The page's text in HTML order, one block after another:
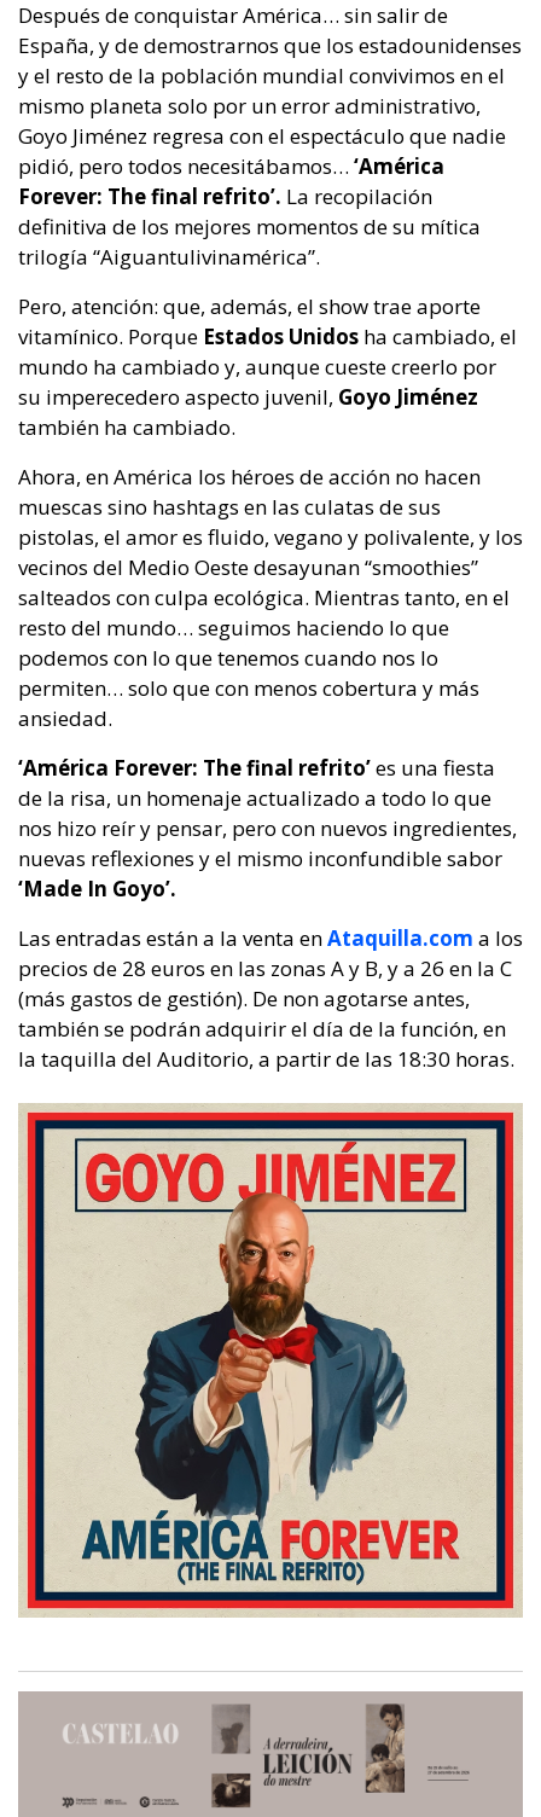
Después de conquistar América… sin salir de
España, y de demostrarnos que los estadounidenses
y el resto de la población mundial convivimos en el
mismo planeta solo por un error administrativo,
Goyo Jiménez regresa con el espectáculo que nadie
pidió, pero todos necesitábamos… ‘América
Forever: The final refrito’. La recopilación
definitiva de los mejores momentos de su mítica
trilogía “Aiguantulivinamérica”.
Pero, atención: que, además, el show trae aporte
vitamínico. Porque Estados Unidos ha cambiado, el
mundo ha cambiado y, aunque cueste creerlo por
su imperecedero aspecto juvenil, Goyo Jiménez
también ha cambiado.
Ahora, en América los héroes de acción no hacen
muescas sino hashtags en las culatas de sus
pistolas, el amor es fluido, vegano y polivalente, y los
vecinos del Medio Oeste desayunan “smoothies”
salteados con culpa ecológica. Mientras tanto, en el
resto del mundo… seguimos haciendo lo que
podemos con lo que tenemos cuando nos lo
permiten… solo que con menos cobertura y más
ansiedad.
‘América Forever: The final refrito’es una fiesta
de la risa, un homenaje actualizado a todo lo que
nos hizo reír y pensar, pero con nuevos ingredientes,
nuevas reflexiones y el mismo inconfundible sabor
‘Made In Goyo’.
Las entradas están a la venta enAtaquilla.com a los
precios de 28 euros en las zonas A y B, y a 26 en la C
(más gastos de gestión). De non agotarse antes,
también se podrán adquirir el día de la función, en
la taquilla del Auditorio, a partir de las 18:30 horas.